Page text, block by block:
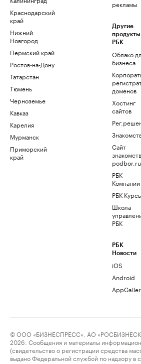
Краснодарский
край
Нижний
Новгород
Пермский край
Ростов-на-Дону
Татарстан
Тюмень
Черноземье
Кавказ
Карелия
Мурманск
Приморский
край
рекламы
Другие
продукты
РБК
Облако
бизнеса
доменов
Хостинг
сайтов
Сайт
знакомств
podbor.ru
РБК
Компании
РБК
Школа
РБК
РБК
Новости
iOS
Android
© ООО «БИЗНЕСПРЕСС», АО
2026. Сообщения и материалы
(свидетельство о регистрации средства
выдано Федеральной службой по надзору в